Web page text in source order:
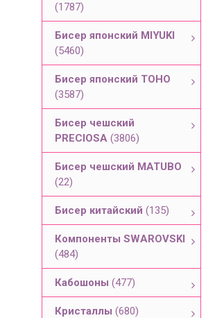
(1787)
Бисер японский MIYUKI
(5460)
Бисер японский TOHO
(3587)
Бисер чешский
PRECIOSA (3806)
Бисер чешский MATUBO
(22)
Бисер китайский (135)
Компоненты SWAROVSKI
(484)
Кабошоны (477)
Кристаллы (680)